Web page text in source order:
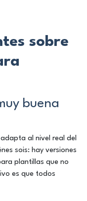
sobre
buena
al nivel real del
sois: hay versiones
plantillas que no
es que todos